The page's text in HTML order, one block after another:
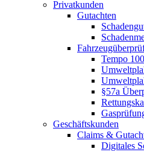
Privatkunden
Gutachten
Tempo
§57a
Geschäftskunden
Claims &
Digitales